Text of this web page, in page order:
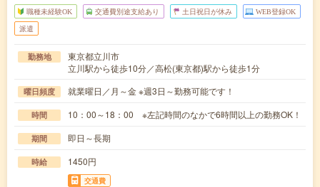
職種未経験OK 交通費別途支給あり 土日祝日が休み WEB登録OK
派遣
勤務地
東京都立川市
立川駅から徒歩10分／高松(東京都)駅から徒歩1分
曜日頻度 就業曜日／月～金 ※週3日～勤務可能です！
時間 10：00～18：00 ※左記時間のなかで6時間以上の勤務OK！
期間 即日～長期
時給 1450円
交通費